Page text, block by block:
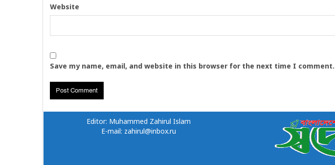
Website
Save my name, email, and website in this browser for the next time I comment.
Editor: Muhammed Zahirul Islam
E-mail: zahirul@inbox.ru